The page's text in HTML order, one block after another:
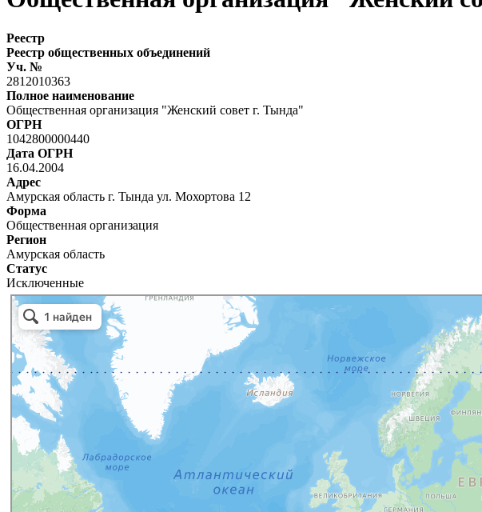
Реестр
Реестр общественных объединений
Уч. №
2812010363
Полное наименование
Общественная организация "Женский совет г. Тында"
ОГРН
1042800000440
Дата ОГРН
16.04.2004
Адрес
Амурская область г. Тында ул. Мохортова 12
Форма
Общественная организация
Регион
Амурская область
Статус
Исключенные